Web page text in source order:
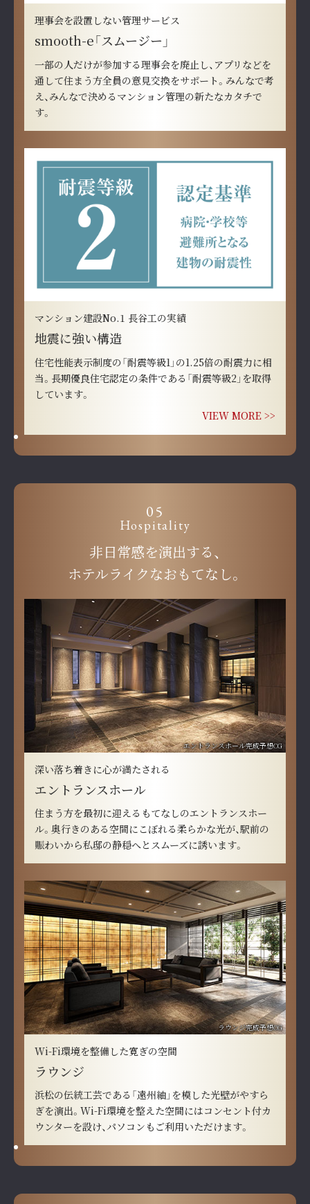
理事会を設置しない管理サービス
smooth-e「スムージー」
一部の人だけが参加する理事会を廃止し、アプリなどを
通して住まう方全員の意見交換をサポート。みんなで考
え、みんなで決めるマンション管理の新たなカタチで
す。
マンション建設No.1 長谷工の実績
地震に強い構造
住宅性能表示制度の「耐震等級1」の1.25倍の耐震力に相
当。長期優良住宅認定の条件である「耐震等級2」を取得
しています。
VIEW MORE >>
05
Hospitality
非日常感を演出する、
ホテルライクなおもてなし。
エントランスホール完成予想CG
深い落ち着きに心が満たされる
エントランスホール
住まう方を最初に迎えるもてなしのエントランスホー
ル。奥行きのある空間にこぼれる柔らかな光が、駅前の
賑わいから私邸の静穏へとスムーズに誘います。
ラウンジ完成予想CG
Wi-Fi環境を整備した寛ぎの空間
ラウンジ
浜松の伝統工芸である「遠州紬」を模した光壁がやすら
ぎを演出。Wi-Fi環境を整えた空間にはコンセント付カ
ウンターを設け、パソコンもご利用いただけます。